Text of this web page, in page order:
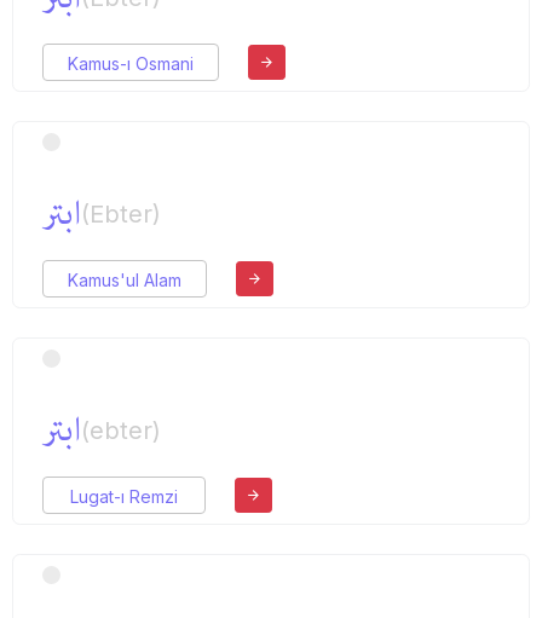
Kamus-ı Osmani
ابتر(Ebter)
Kamus'ul Alam
ابتر(ebter)
Lugat-ı Remzi